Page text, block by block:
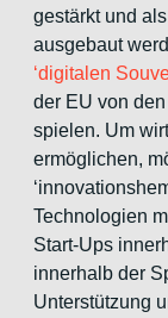
gestärkt und
ausgebaut
‘digitalen
der EU von
spielen. Um
ermöglichen,
Technologien
Start-Ups
innerhalb der
Unterstützung